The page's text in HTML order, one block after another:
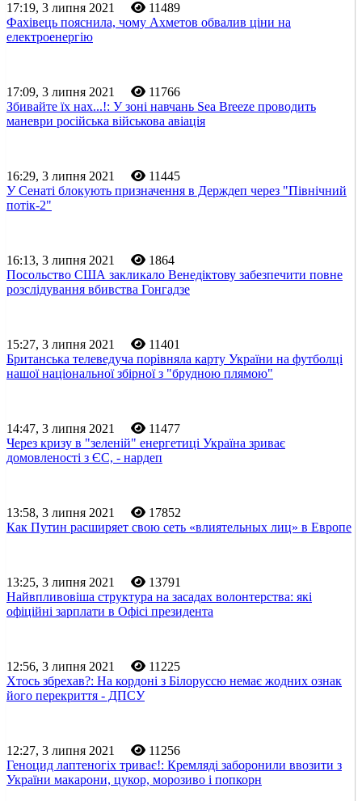
17:19, 3 липня 2021
11489
Фахівець пояснила, чому Ахметов обвалив ціни на
електроенергію
17:09, 3 липня 2021
11766
Збивайте їх нах...!: У зоні навчань Sea Breeze проводить
маневри російська військова авіація
16:29, 3 липня 2021
11445
У Сенаті блокують призначення в Держдеп через "Північний
потік-2"
16:13, 3 липня 2021
1864
Посольство США закликало Венедіктову забезпечити повне
розслідування вбивства Гонгадзе
15:27, 3 липня 2021
11401
Британська телеведуча порівняла карту України на футболці
нашої національної збірної з "брудною плямою"
14:47, 3 липня 2021
11477
Через кризу в "зеленій" енергетиці Україна зриває
домовленості з ЄС, - нардеп
13:58, 3 липня 2021
17852
Как Путин расширяет свою сеть «влиятельных лиц» в Европе
13:25, 3 липня 2021
13791
Найвпливовіша структура на засадах волонтерства: які
офіційні зарплати в Офісі президента
12:56, 3 липня 2021
11225
Хтось збрехав?: На кордоні з Білоруссю немає жодних ознак
його перекриття - ДПСУ
12:27, 3 липня 2021
11256
Геноцид лаптеногіх триває!: Кремляді заборонили ввозити з
України макарони, цукор, морозиво і попкорн